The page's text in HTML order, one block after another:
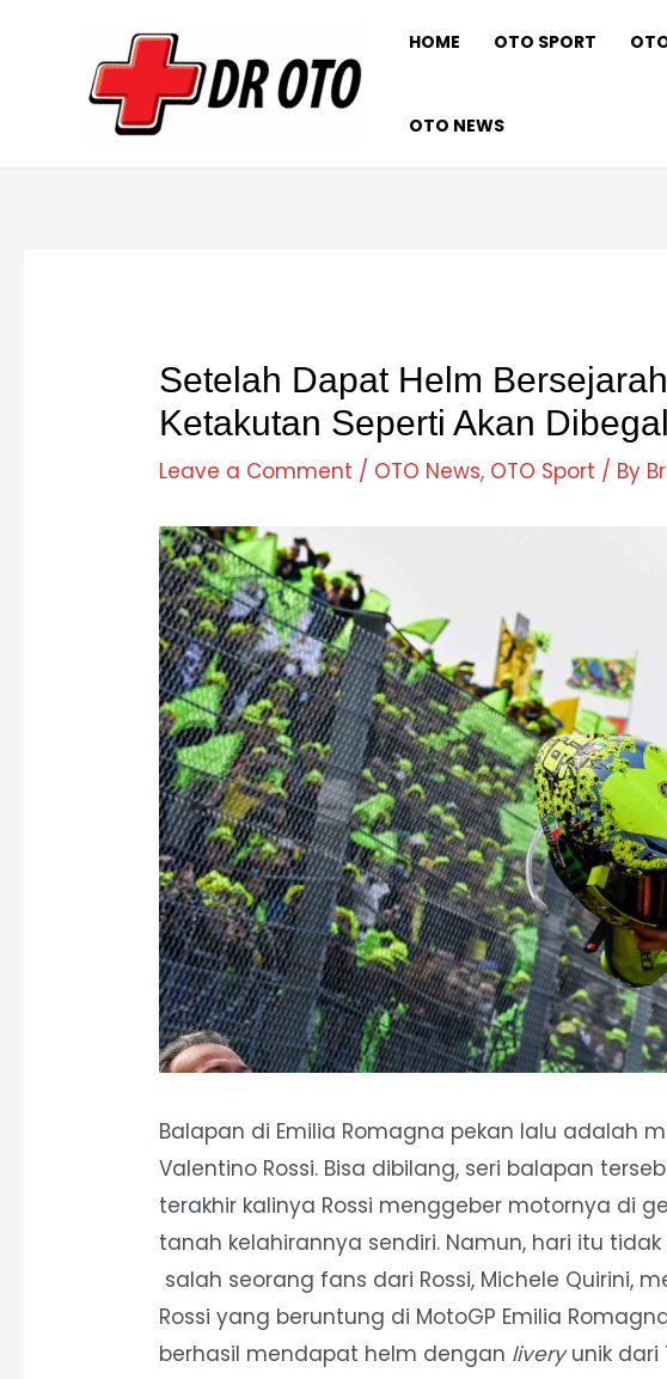
HOME OTO SPORT
OTO NEWS
Setelah Dapat Helm
Ketakutan Seperti Akan Dibegal
Leave a Comment / OTO News, OTO Sport / By
Balapan di Emilia Romagna pekan lalu adalah
Valentino Rossi. Bisa dibilang, seri balapan
terakhir kalinya Rossi menggeber motornya di
tanah kelahirannya sendiri. Namun, hari itu
salah seorang fans dari Rossi, Michele Quirini,
Rossi yang beruntung di MotoGP Emilia
berhasil mendapat helm dengan liveryunik dari
navigation